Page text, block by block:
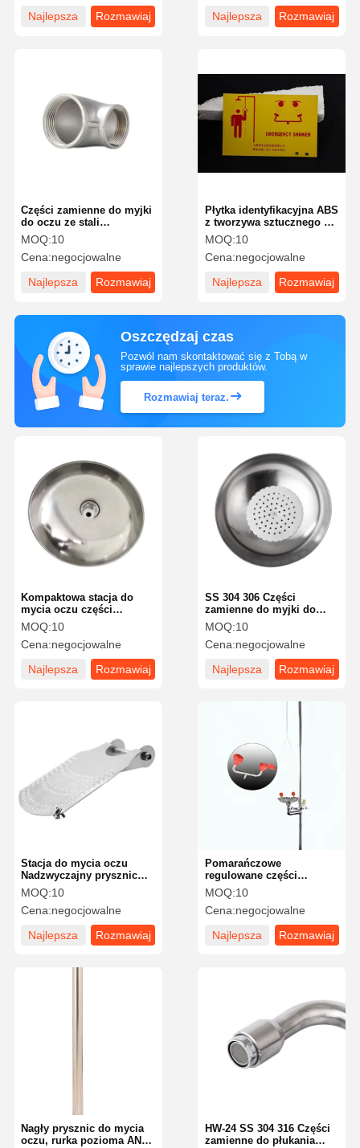
Najlepsza
Rozmawiaj
Najlepsza
Rozmawiaj
Części zamienne do myjki
do oczu ze stali
nierdzewnej zredukowana
średnica łokcia 304 HW-13
MOQ:10
Cena:negocjowalne
Najlepsza
Rozmawiaj
Płytka identyfikacyjna ABS
z tworzywa sztucznego do
prysznica awaryjnego
MOQ:10
Cena:negocjowalne
Najlepsza
Rozmawiaj
Oszczędzaj czas
Pozwól nam skontaktować się z Tobą w
sprawie najlepszych produktów.
Rozmawiaj teraz.
SS 304 306 Części
zamienne do myjki do
oczu Płytka spryskiwacza
prysznicowa HW-05
MOQ:10
Cena:negocjowalne
Najlepsza
Rozmawiaj
Kompaktowa stacja do
mycia oczu części
zamienne 304 / 316 z stali
nierdzewnej
MOQ:10
Cena:negocjowalne
Najlepsza
Rozmawiaj
Pomarańczowe
regulowane części
zamienne do płukania
oczu Dźwignia HW-20
MOQ:10
Cena:negocjowalne
Najlepsza
Rozmawiaj
Stacja do mycia oczu
Nadzwyczajny prysznic
Stopa stopa 304 / 316
Materiał ze stali
nierdzewnej
MOQ:10
Cena:negocjowalne
Najlepsza
Rozmawiaj
HW-24 SS 304 316 Części
zamienne do płukania
Nagły prysznic do mycia
oczu, rurka pozioma ANSI